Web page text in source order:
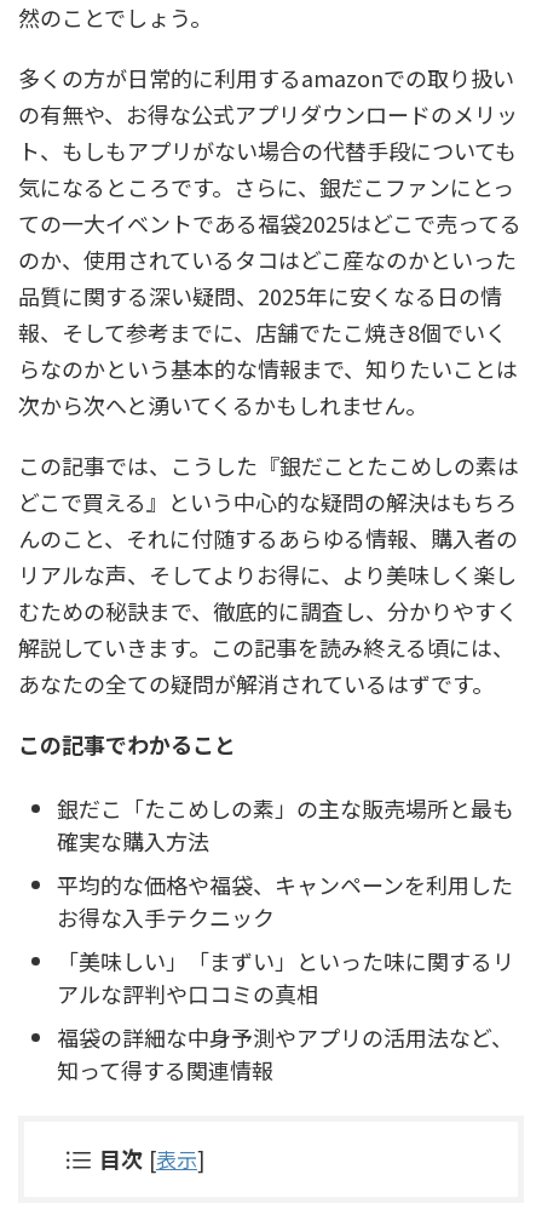
然のことでしょう。
多くの方が日常的に利用するamazonでの取り扱い
の有無や、お得な公式アプリダウンロードのメリッ
ト、もしもアプリがない場合の代替手段についても
気になるところです。さらに、銀だこファンにとっ
ての一大イベントである福袋2025はどこで売ってる
のか、使用されているタコはどこ産なのかといった
品質に関する深い疑問、2025年に安くなる日の情
報、そして参考までに、店舗でたこ焼き8個でいく
らなのかという基本的な情報まで、知りたいことは
次から次へと湧いてくるかもしれません。
この記事では、こうした『銀だことたこめしの素は
どこで買える』という中心的な疑問の解決はもちろ
んのこと、それに付随するあらゆる情報、購入者の
リアルな声、そしてよりお得に、より美味しく楽し
むための秘訣まで、徹底的に調査し、分かりやすく
解説していきます。この記事を読み終える頃には、
あなたの全ての疑問が解消されているはずです。
この記事でわかること
銀だこ「たこめしの素」の主な販売場所と最も
確実な購入方法
平均的な価格や福袋、キャンペーンを利用した
お得な入手テクニック
「美味しい」「まずい」といった味に関するリ
アルな評判や口コミの真相
福袋の詳細な中身予測やアプリの活用法など、
知って得する関連情報
目次 [表示]